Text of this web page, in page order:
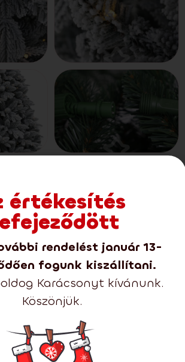
értékesítés
rendelést január 13-
fogunk kiszállítani.
Karácsonyt kívánunk.
Köszönjük.